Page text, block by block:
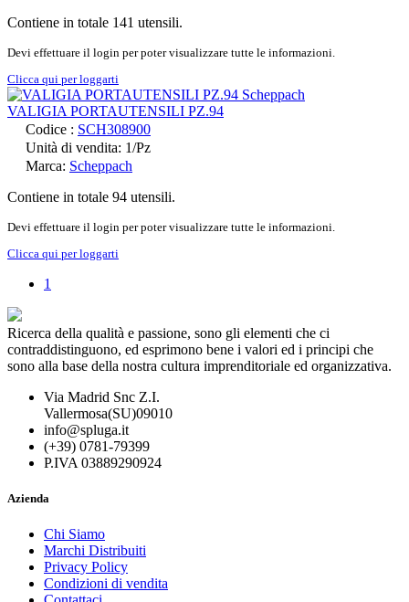
Contiene in totale 141 utensili.
Devi effettuare il login per poter visualizzare tutte le informazioni.
Clicca qui per loggarti
VALIGIA PORTAUTENSILI PZ.94
Codice : SCH308900
Unità di vendita: 1/Pz
Marca: Scheppach
Contiene in totale 94 utensili.
Devi effettuare il login per poter visualizzare tutte le informazioni.
Clicca qui per loggarti
1
Ricerca della qualità e passione, sono gli elementi che ci
contraddistinguono, ed esprimono bene i valori ed i principi che
sono alla base della nostra cultura imprenditoriale ed organizzativa.
Via Madrid Snc Z.I.
Vallermosa(SU)09010
info@spluga.it
(+39) 0781-79399
P.IVA 03889290924
Azienda
Chi Siamo
Marchi Distribuiti
Privacy Policy
Condizioni di vendita